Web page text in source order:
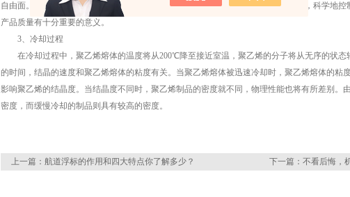
自由面。当温度升至200℃时，所有的气泡都消失了。因此，对于聚乙烯的滚塑来说，科学地
产品质量有十分重要的意义。
3、冷却过程
在冷却过程中，聚乙烯熔体的温度将从200℃降至接近室温，聚乙烯的分子将从无序的状态
的时间，结晶的速度和聚乙烯熔体的粘度有关。当聚乙烯熔体被迅速冷却时，聚乙烯熔体的粘
影响聚乙烯的结晶度。当结晶度不同时，聚乙烯制品的密度就不同，物理性能也将有所差别。
密度，而缓慢冷却的制品则具有较高的密度。
上一篇： 航道浮标的作用和四大特点你了解多少？ 下一篇： 不看后悔，